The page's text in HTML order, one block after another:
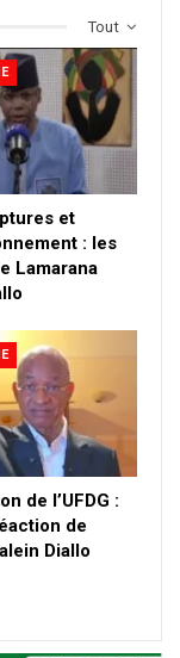
Tout
et
: les
Lamarana
de l’UFDG :
de
Diallo